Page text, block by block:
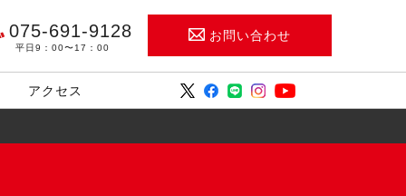
075-691-9128
平日9：00〜17：00
お問い合わせ
アクセス